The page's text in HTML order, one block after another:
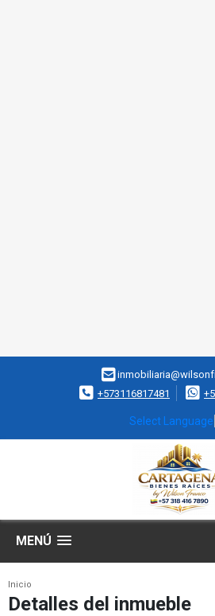
+573116817481
Select Language
MENÚ
Inicio
Detalles del inmueble